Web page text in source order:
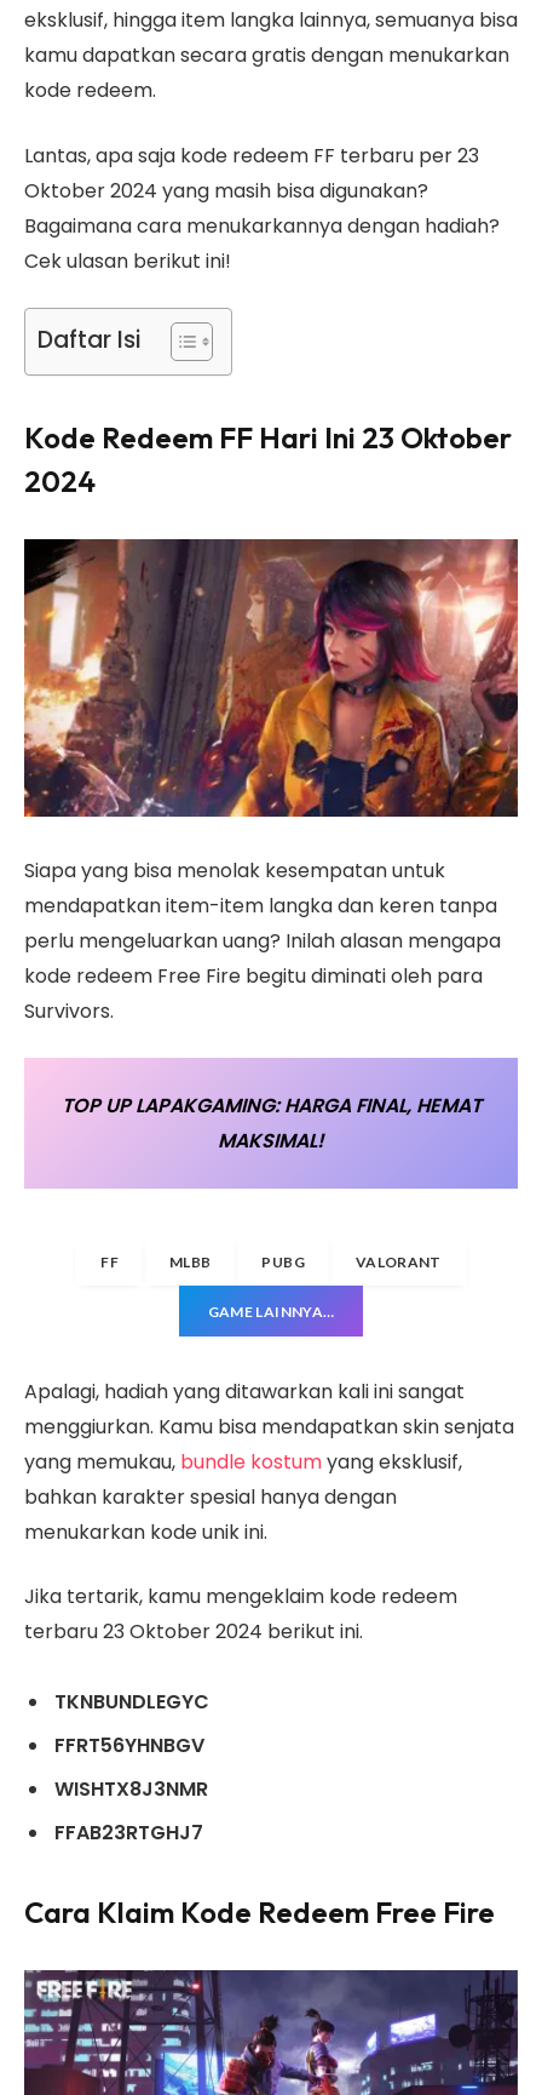
eksklusif, hingga item langka lainnya, semuanya bisa
kamu dapatkan secara gratis dengan menukarkan
kode redeem.
Lantas, apa saja kode redeem FF terbaru per 23
Oktober 2024 yang masih bisa digunakan?
Bagaimana cara menukarkannya dengan hadiah?
Cek ulasan berikut ini!
Daftar Isi
Kode Redeem FF Hari Ini 23 Oktober
2024
Siapa yang bisa menolak kesempatan untuk
mendapatkan item-item langka dan keren tanpa
perlu mengeluarkan uang? Inilah alasan mengapa
kode redeem Free Fire begitu diminati oleh para
Survivors.
TOP UP LAPAKGAMING: HARGA FINAL, HEMAT
MAKSIMAL!
FF MLBB PUBG VALORANT
GAME LAINNYA…
Apalagi, hadiah yang ditawarkan kali ini sangat
menggiurkan. Kamu bisa mendapatkan skin senjata
yang memukau, bundle kostumyang eksklusif,
bahkan karakter spesial hanya dengan
menukarkan kode unik ini.
Jika tertarik, kamu mengeklaim kode redeem
terbaru 23 Oktober 2024 berikut ini.
TKNBUNDLEGYC
FFRT56YHNBGV
WISHTX8J3NMR
FFAB23RTGHJ7
Cara Klaim Kode Redeem Free Fire